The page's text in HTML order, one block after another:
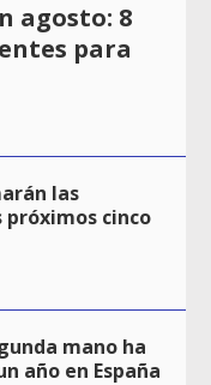
agosto: 8
para
las
cinco
mano ha
año en España